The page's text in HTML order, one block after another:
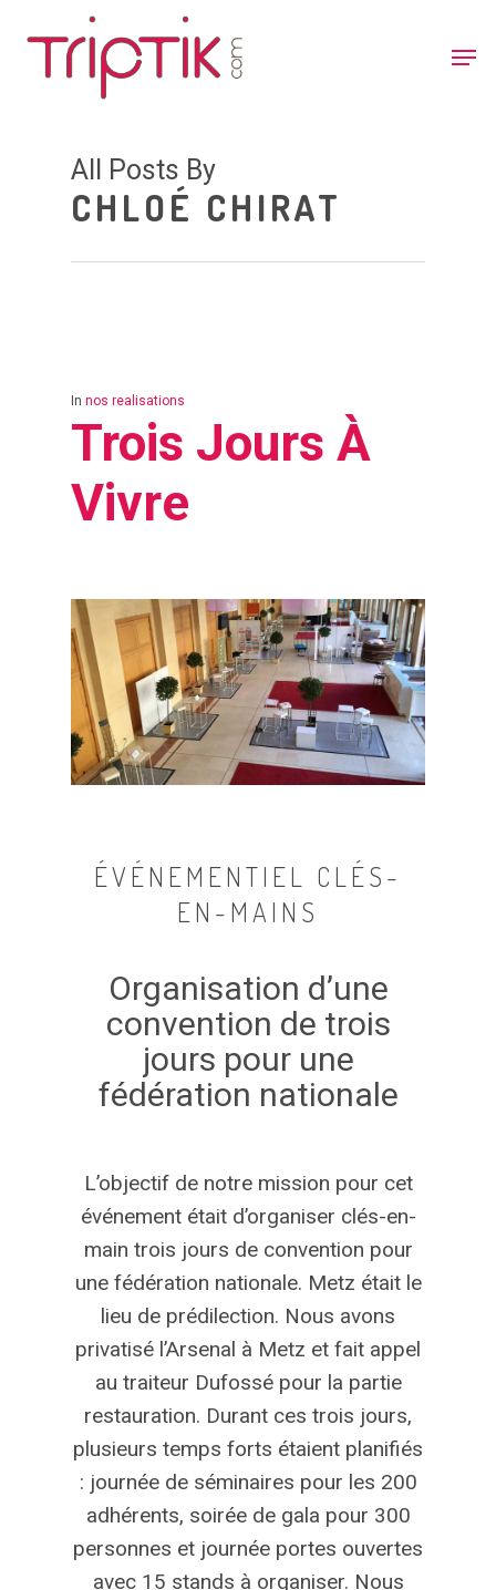
All Posts By
CHLOÉ CHIRAT
In nos realisations
Trois Jours À
Vivre
ÉVÉNEMENTIEL CLÉS-
EN-MAINS
Organisation d’une
convention de trois
jours pour une
fédération nationale
L’objectif de notre mission pour cet
événement était d’organiser clés-en-
main trois jours de convention pour
une fédération nationale. Metz était le
lieu de prédilection. Nous avons
privatisé l’Arsenal à Metz et fait appel
au traiteur Dufossé pour la partie
restauration. Durant ces trois jours,
plusieurs temps forts étaient planifiés
: journée de séminaires pour les 200
adhérents, soirée de gala pour 300
personnes et journée portes ouvertes
avec 15 stands à organiser. Nous